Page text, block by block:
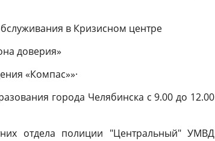
в Кризисном центре
доверия»
«Компас»»·
города Челябинска с 9.00 до 12.00
отдела полиции "Центральный" УМВД